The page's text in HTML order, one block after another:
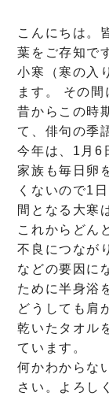
こんにちは。
葉をご存知で
小寒（寒の入
ます。 その間
昔からこの時
て、俳句の季
今年は、1月6
家族も毎日卵
くないので1
間となる大寒
これからどん
不良につなが
などの要因に
ために半身浴
どうしても肩
乾いたタオル
ています。
何かわからな
さい。よろし